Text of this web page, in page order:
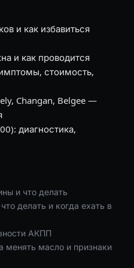
и как избавиться
и как проводится
стоимость,
Changan, Belgee —
диагностика,
и что делать
делать и когда ехать в
АКПП
менять масло и признаки